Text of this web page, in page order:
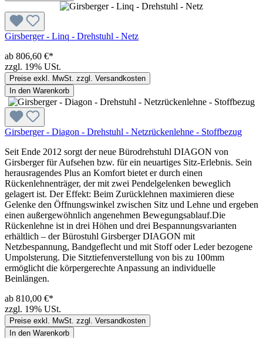
Girsberger - Linq - Drehstuhl - Netz
ab 806,60 €*
zzgl. 19% USt.
Preise exkl. MwSt. zzgl. Versandkosten
In den Warenkorb
Girsberger - Diagon - Drehstuhl - Netzrückenlehne - Stoffbezug
Seit Ende 2012 sorgt der neue Bürodrehstuhl DIAGON von
Girsberger für Aufsehen bzw. für ein neuartiges Sitz-Erlebnis. Sein
herausragendes Plus an Komfort bietet er durch einen
Rückenlehnenträger, der mit zwei Pendelgelenken beweglich
gelagert ist. Der Effekt: Beim Zurücklehnen maximieren diese
Gelenke den Öffnungswinkel zwischen Sitz und Lehne und ergeben
einen außergewöhnlich angenehmen Bewegungsablauf.Die
Rückenlehne ist in drei Höhen und drei Bespannungsvarianten
erhältlich – der Bürostuhl Girsberger DIAGON mit
Netzbespannung, Bandgeflecht und mit Stoff oder Leder bezogene
Umpolsterung. Die Sitztiefenverstellung von bis zu 100mm
ermöglicht die körpergerechte Anpassung an individuelle
Beinlängen.
ab 810,00 €*
zzgl. 19% USt.
Preise exkl. MwSt. zzgl. Versandkosten
In den Warenkorb